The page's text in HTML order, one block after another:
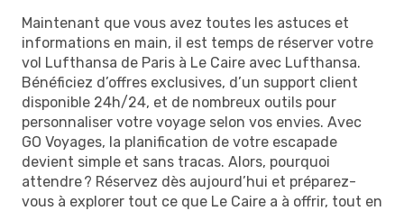
Maintenant que vous avez toutes les astuces et
informations en main, il est temps de réserver votre
vol Lufthansa de Paris à Le Caire avec Lufthansa.
Bénéficiez d’offres exclusives, d’un support client
disponible 24h/24, et de nombreux outils pour
personnaliser votre voyage selon vos envies. Avec
GO Voyages, la planification de votre escapade
devient simple et sans tracas. Alors, pourquoi
attendre ? Réservez dès aujourd’hui et préparez-
vous à explorer tout ce que Le Caire a à offrir, tout en